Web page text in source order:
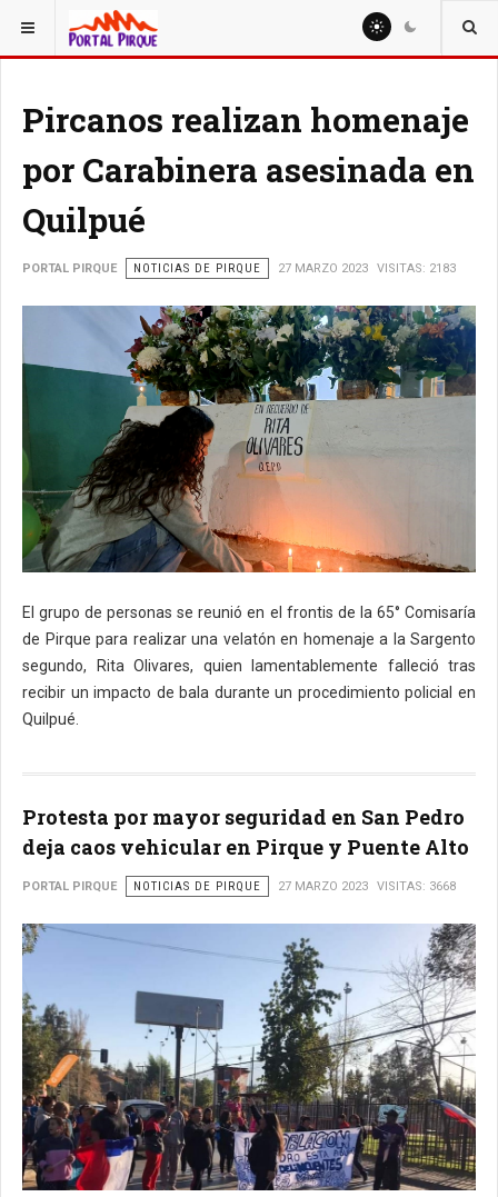
ESTÁ AQUÍ: NOTICIAS
Pircanos realizan homenaje
por Carabinera asesinada en
Quilpué
PORTAL PIRQUE NOTICIAS DE PIRQUE 27 MARZO 2023 VISITAS: 2183
El grupo de personas se reunió en el frontis de la 65° Comisaría
de Pirque para realizar una velatón en homenaje a la Sargento
segundo, Rita Olivares, quien lamentablemente falleció tras
recibir un impacto de bala durante un procedimiento policial en
Quilpué.
Protesta por mayor seguridad en San Pedro
deja caos vehicular en Pirque y Puente Alto
PORTAL PIRQUE NOTICIAS DE PIRQUE 27 MARZO 2023 VISITAS: 3668